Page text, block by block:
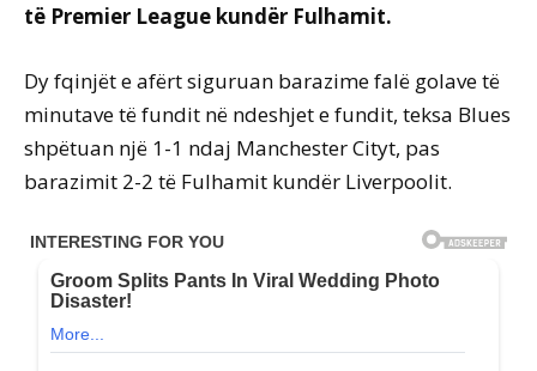
të Premier League kundër Fulhamit.
Dy fqinjët e afërt siguruan barazime falë golave të
minutave të fundit në ndeshjet e fundit, teksa Blues
shpëtuan një 1-1 ndaj Manchester Cityt, pas
barazimit 2-2 të Fulhamit kundër Liverpoolit.